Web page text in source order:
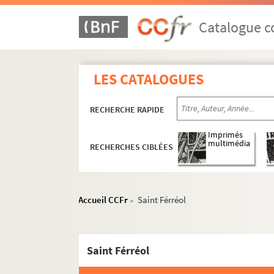
Catalogue
LES CATALOGUES
RECHERCHE RAPIDE
RECHERCHES CIBLÉES
Imprimés
multimédia
Accueil CCFr > Saint Férréol
Saint Férréol
H-IMAR-7-1-1 à H-IMAR-7-204-585. Saint-
H-IMAR-7-1-1. Faloth